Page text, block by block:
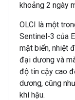
khoảng 2 ngày
OLCI là một
Sentinel-3 của
mặt biển, nhiệt
đại dương và
độ tin cậy cao
dương, cũng
khí hậu.